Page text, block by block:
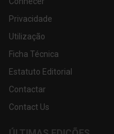
Privacidade
Utilização
Ficha Técnica
Estatuto Editorial
Contactar
Contact Us